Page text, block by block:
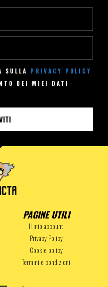
SULLA PRIVACY POLICY
DEI MIEI DATI
PAGINE UTILI
Il mio account
Privacy Policy
Cookie policy
Termini e condizioni